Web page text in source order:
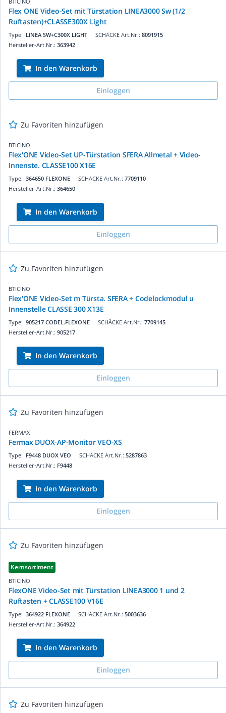
Flex ONE Video-Set mit Türstation LINEA3000 Sw (1/2
Ruftasten)+CLASSE300X Light
SCHÄCKE Art.Nr.: 8091915
Type: LINEA SW+C300X LIGHT
Hersteller-Art.Nr.: 363942
In den Warenkorb
Einloggen
Zu Favoriten hinzufügen
BTICINO
Flex'ONE Video-Set UP-Türstation SFERA Allmetal + Video-
Innenste. CLASSE100 X16E
SCHÄCKE Art.Nr.: 7709110
Type: 364650 FLEXONE
Hersteller-Art.Nr.: 364650
In den Warenkorb
Einloggen
Zu Favoriten hinzufügen
BTICINO
Flex'ONE Video-Set m Türsta. SFERA + Codelockmodul u
Innenstelle CLASSE 300 X13E
SCHÄCKE Art.Nr.: 7709145
Type: 905217 CODEL.FLEXONE
Hersteller-Art.Nr.: 905217
In den Warenkorb
Einloggen
Zu Favoriten hinzufügen
FERMAX
Fermax DUOX-AP-Monitor VEO-XS
SCHÄCKE Art.Nr.: 5287863
Type: F9448 DUOX VEO
Hersteller-Art.Nr.: F9448
In den Warenkorb
Einloggen
Zu Favoriten hinzufügen
Kernsortiment
BTICINO
FlexONE Video-Set mit Türstation LINEA3000 1 und 2
Ruftasten + CLASSE100 V16E
SCHÄCKE Art.Nr.: 5003636
Type: 364922 FLEXONE
Hersteller-Art.Nr.: 364922
In den Warenkorb
Einloggen
Zu Favoriten hinzufügen